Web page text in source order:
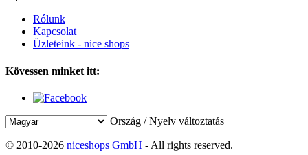
Rólunk
Kapcsolat
Üzleteink - nice shops
Kövessen minket itt:
Ország / Nyelv változtatás
© 2010-2026 niceshops GmbH - All rights reserved.